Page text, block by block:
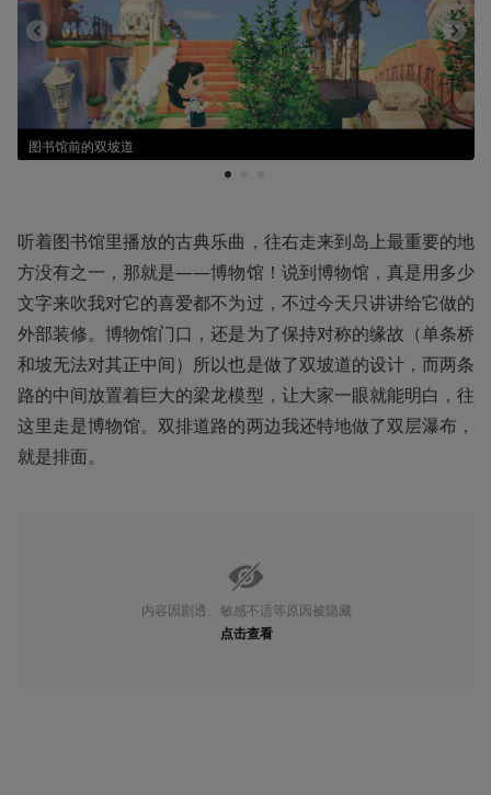
图书馆前的双坡道
1
听着图书馆里播放的古典乐曲，往右走来到岛上最重要的地
方没有之一，那就是——博物馆！说到博物馆，真是用多少
文字来吹我对它的喜爱都不为过，不过今天只讲讲给它做的
外部装修。博物馆门口，还是为了保持对称的缘故（单条桥
和坡无法对其正中间）所以也是做了双坡道的设计，而两条
路的中间放置着巨大的梁龙模型，让大家一眼就能明白，往
这里走是博物馆。双排道路的两边我还特地做了双层瀑布，
就是排面。
内容因剧透、敏感不适等原因被隐藏
点击查看